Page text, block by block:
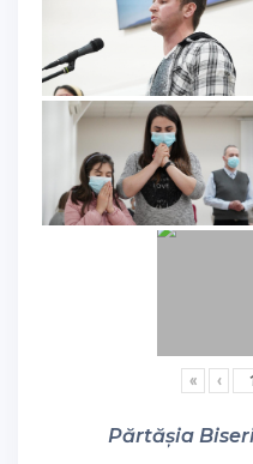
« ‹
Părtășia